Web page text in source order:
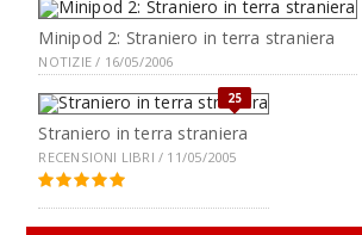
Minipod 2: Straniero in terra straniera
NOTIZIE / 16/05/2006
25
Straniero in terra straniera
RECENSIONI LIBRI / 11/05/2005